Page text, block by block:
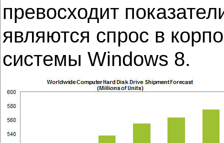
превосходит
являются спрос в
системы Windows 8.